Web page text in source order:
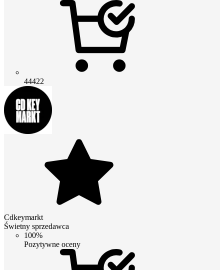
44422
Cdkeymarkt
Świetny sprzedawca
100%
Pozytywne oceny